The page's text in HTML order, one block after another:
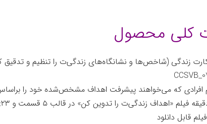
کلی محصول
زندگی (شاخص‌ها و نشانگاه‌های زندگی‌ت را تنظیم و تدقیق
که می‌خواهند پیشرفت اهداف مشخص‌شده خود را
قابل دانلود